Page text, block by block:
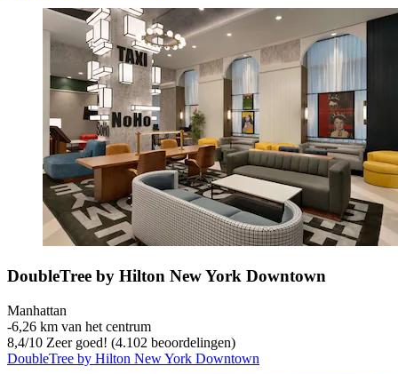
DoubleTree by Hilton New York Downtown
Manhattan
‐6,26 km van het centrum
8,4/10 Zeer goed! (4.102 beoordelingen)
DoubleTree by Hilton New York Downtown